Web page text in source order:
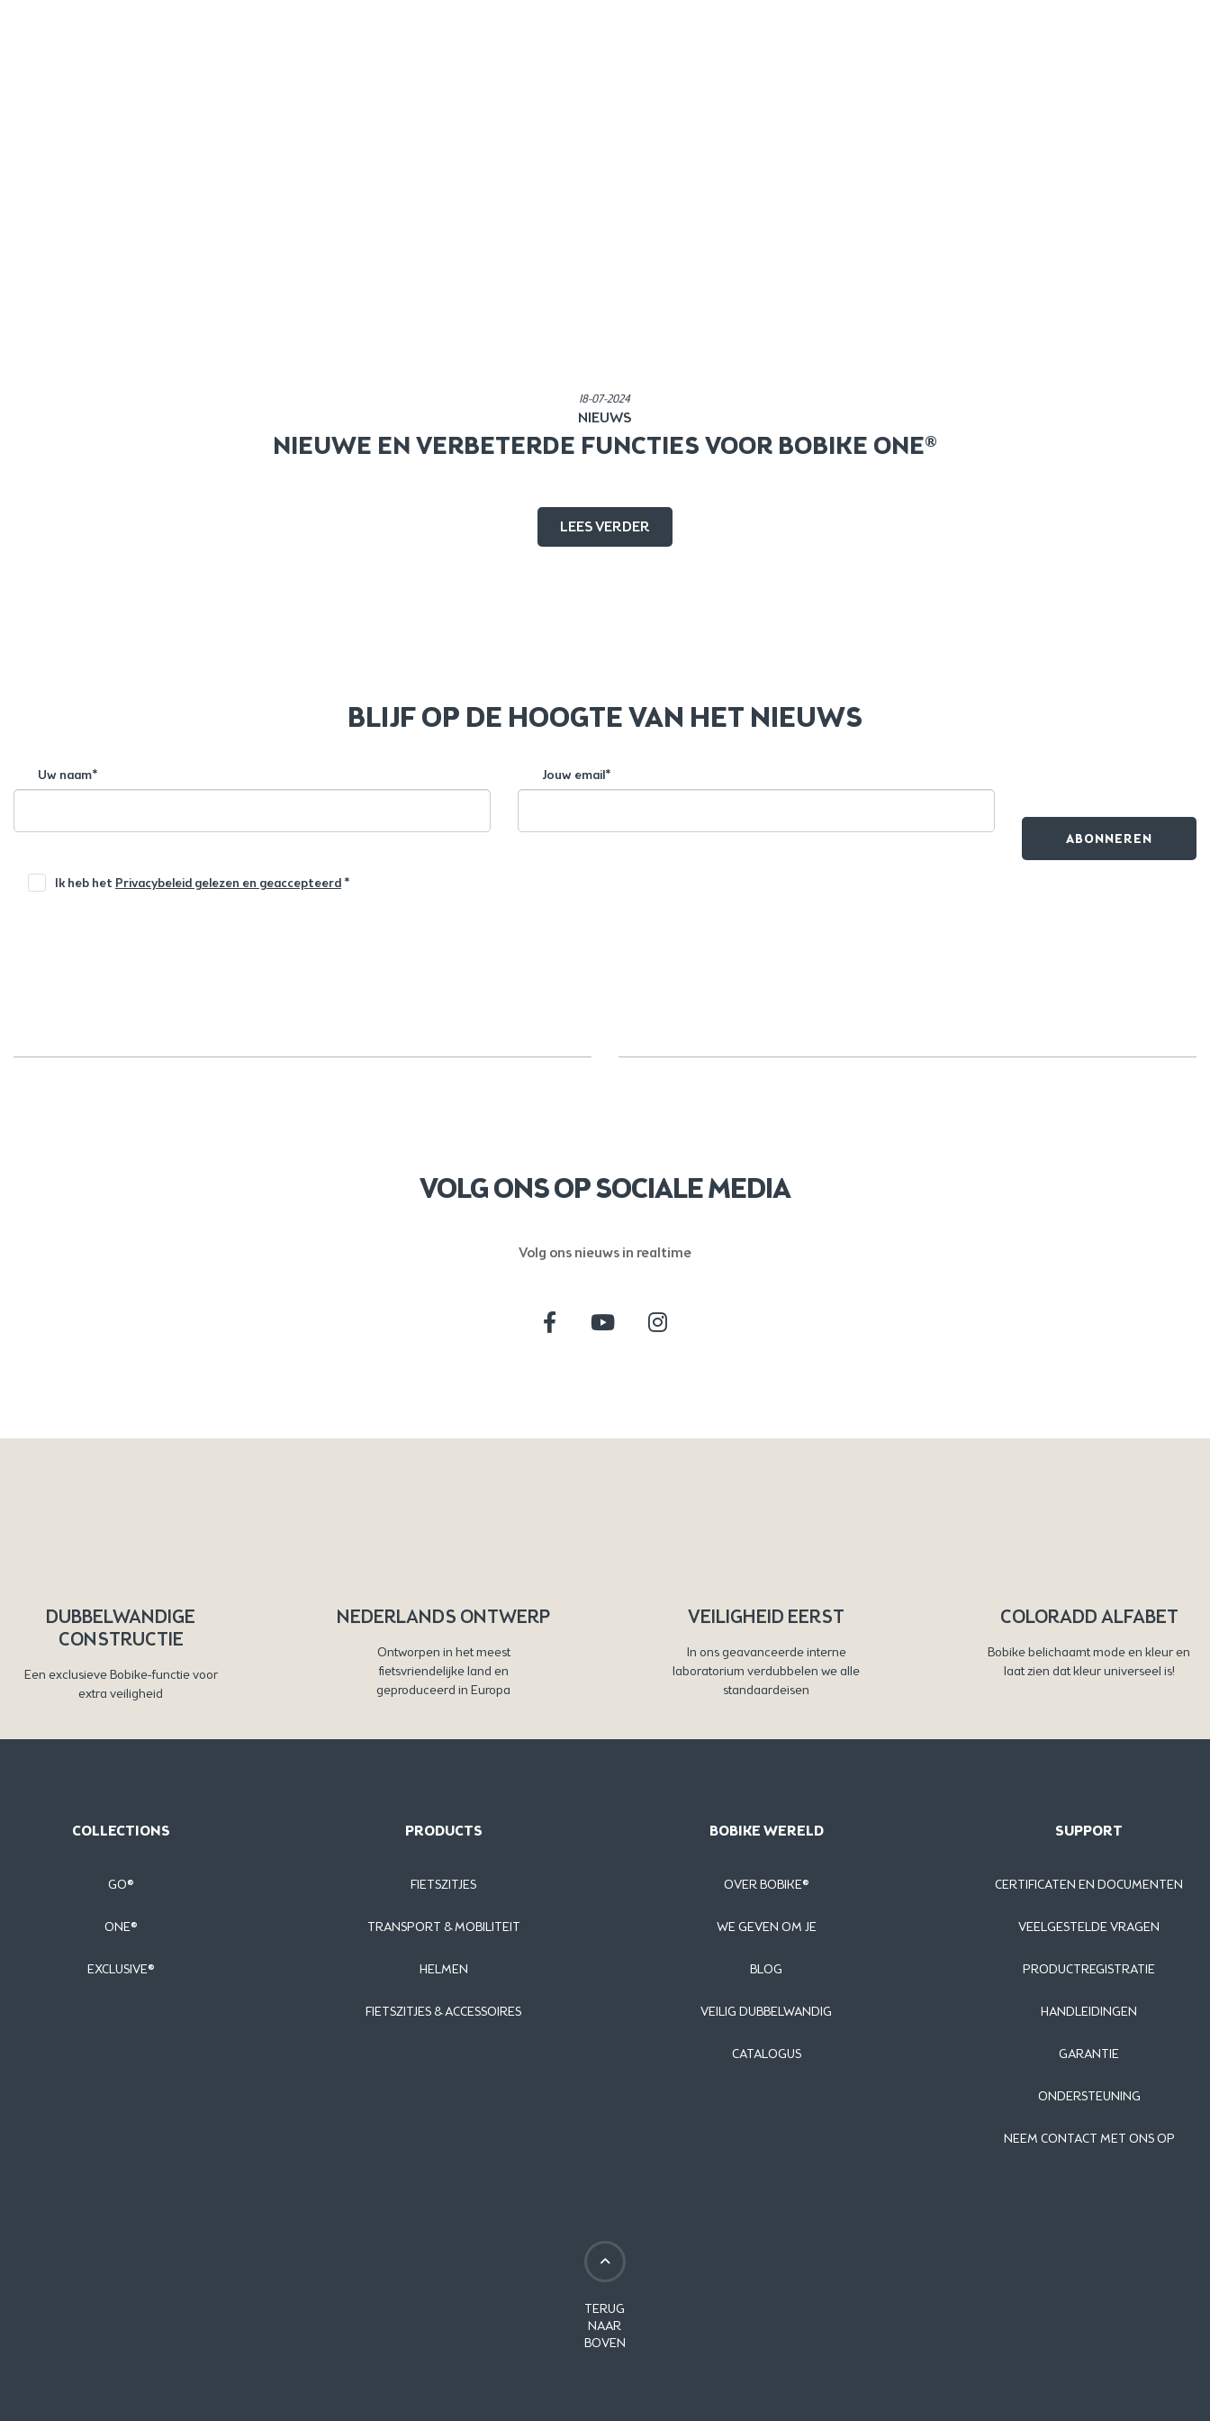
Gepubliceerd in:
18-07-2024
NIEUWS
NIEUWE EN VERBETERDE FUNCTIES VOOR BOBIKE ONE®
LEES VERDER
BLIJF OP DE HOOGTE VAN HET NIEUWS
Uw naam* Jouw email*
ABONNEREN
Ik heb het Privacybeleid gelezen en geaccepteerd *
VOLG ONS OP SOCIALE MEDIA
Volg ons nieuws in realtime
DUBBELWANDIGE
CONSTRUCTIE
Een exclusieve Bobike-functie voor
extra veiligheid
NEDERLANDS ONTWERP
Ontworpen in het meest
fietsvriendelijke land en
geproduceerd in Europa
VEILIGHEID EERST
In ons geavanceerde interne
laboratorium verdubbelen we alle
standaardeisen
COLORADD ALFABET
Bobike belichaamt mode en kleur en
laat zien dat kleur universeel is!
COLLECTIONS
GO®
ONE®
EXCLUSIVE®
PRODUCTS
FIETSZITJES
TRANSPORT & MOBILITEIT
HELMEN
FIETSZITJES & ACCESSOIRES
BOBIKE WERELD
OVER BOBIKE®
WE GEVEN OM JE
BLOG
VEILIG DUBBELWANDIG
CATALOGUS
SUPPORT
CERTIFICATEN EN DOCUMENTEN
VEELGESTELDE VRAGEN
PRODUCTREGISTRATIE
HANDLEIDINGEN
GARANTIE
ONDERSTEUNING
NEEM CONTACT MET ONS OP
TERUG
NAAR
BOVEN